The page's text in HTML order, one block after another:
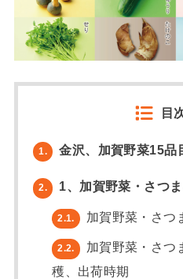
目
1. 金沢、加賀野菜15品
2. 1、加賀野菜・さつ
2.1. 加賀野菜・さつ
2.2.
加賀野菜・さつ
穫、出荷時期